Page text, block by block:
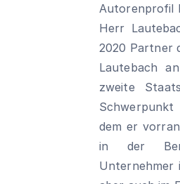
Autorenprofil
Herr
2020 Partner
Lautebach
zweite
dem er
in der
Unternehmer